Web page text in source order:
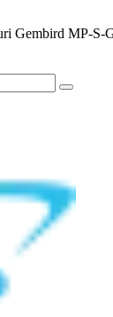
Gembird MP-